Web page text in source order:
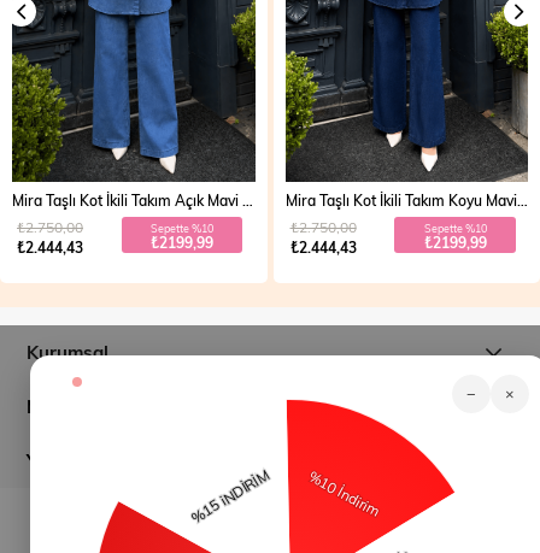
₺2.444,43
₺2.750,00 Sepette %10
₺2199,99
Mira Taşlı Kot İkili Takım Koyu Mavi 19286
₺2.444,43
₺2.750,00 Sepette %10
₺2199,99
Kurumsal
Müşteri İlişkileri
Yardım
− ×